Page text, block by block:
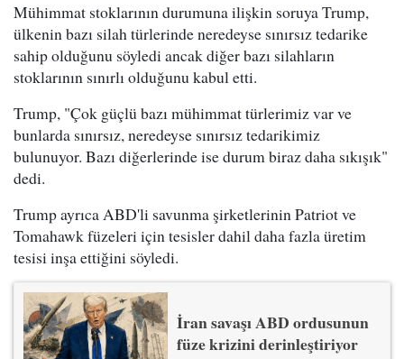
Mühimmat stoklarının durumuna ilişkin soruya Trump,
ülkenin bazı silah türlerinde neredeyse sınırsız tedarike
sahip olduğunu söyledi ancak diğer bazı silahların
stoklarının sınırlı olduğunu kabul etti.
Trump, "Çok güçlü bazı mühimmat türlerimiz var ve
bunlarda sınırsız, neredeyse sınırsız tedarikimiz
bulunuyor. Bazı diğerlerinde ise durum biraz daha sıkışık"
dedi.
Trump ayrıca ABD'li savunma şirketlerinin Patriot ve
Tomahawk füzeleri için tesisler dahil daha fazla üretim
tesisi inşa ettiğini söyledi.
İran savaşı ABD ordusunun
füze krizini derinleştiriyor